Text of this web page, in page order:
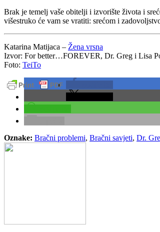
Brak je temelj vaše obitelji i izvorište života i
višestruko će vam se vratiti: srećom i
Katarina Matijaca – Žena vrsna
Izvor: For better…FOREVER, Dr. Greg i Lisa
Foto: TeiTo
Oznake: Bračni problemi, Bračni savjeti, Dr.